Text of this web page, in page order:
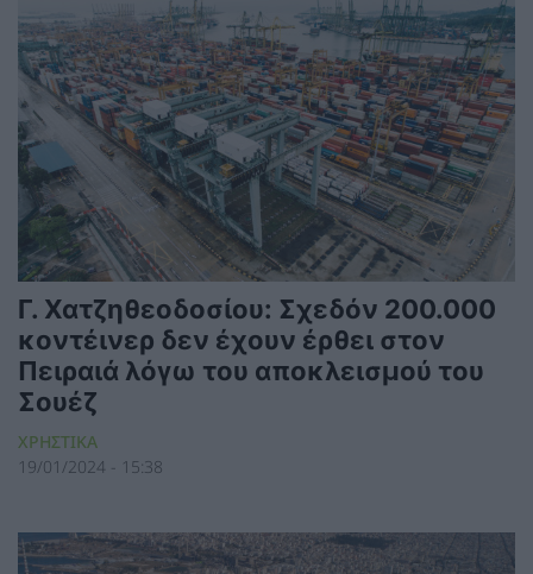
Γ. Χατζηθεοδοσίου: Σχεδόν 200.000
κοντέινερ δεν έχουν έρθει στον
Πειραιά λόγω του αποκλεισμού του
Σουέζ
ΧΡΗΣΤΙΚΑ
19/01/2024 - 15:38